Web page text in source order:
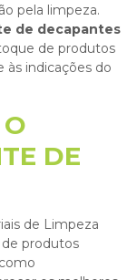
pela limpeza.
de decapantes
de produtos
às indicações do
DE
de Limpeza
de produtos